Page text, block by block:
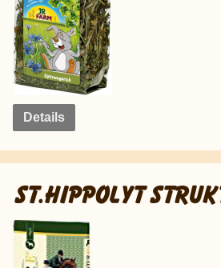
Details
ST.HIPPOLYT